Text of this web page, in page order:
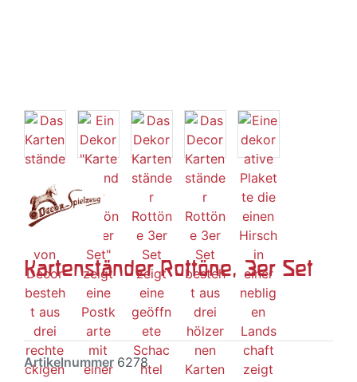
Kartenständer Rottöne, 3er Set
Artikelnummer 6278